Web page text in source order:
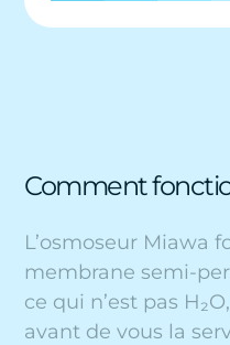
Comment
L’osmoseur Miawa
membrane semi-
ce qui n’est pas
avant de vous la